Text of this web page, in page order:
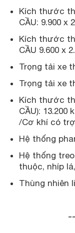
Kích thước
CẦU: 9.900 x
Kích thước
CẦU 9.600 x
Trọng tải xe
Trọng tải xe
Kích thước
CẦU):
/Cơ khí có
Hệ thống
Hệ thống
thuộc, nhíp
Thùng nhiên